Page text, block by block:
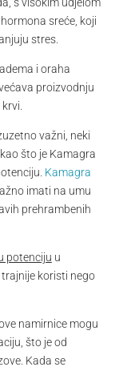
sreće, koji
stres.
i oraha
proizvodnju
važni, neki
što je Kamagra
Kamagra
imati na umu
prehrambenih
potenciju u
koristi nego
namirnice mogu
što je od
Kada se